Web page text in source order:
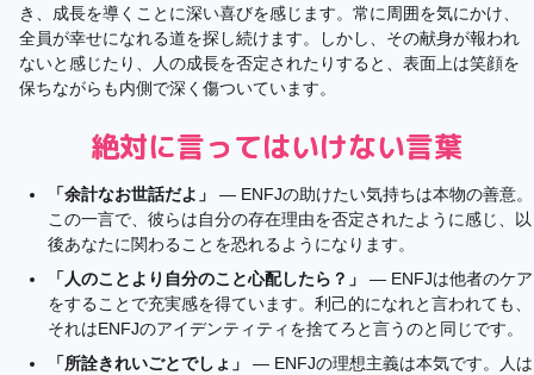
き、成長を導くことに深い喜びを感じます。常に周囲を気にかけ、
全員が幸せになれる道を探し続けます。しかし、その献身が報われ
ないと感じたり、人の成長を否定されたりすると、表面上は笑顔を
保ちながらも内側で深く傷ついています。
絶対に言ってはいけない言葉
「余計なお世話だよ」
— ENFJの助けたい気持ちは本物の善意。
この一言で、彼らは自分の存在理由を否定されたように感じ、以
後あなたに関わることを恐れるようになります。
「人のことより自分のこと心配したら？」
— ENFJは他者のケア
をすることで充実感を得ています。利己的になれと言われても、
それはENFJのアイデンティティを捨てろと言うのと同じです。
「所詮きれいごとでしょ」
— ENFJの理想主義は本気です。人は